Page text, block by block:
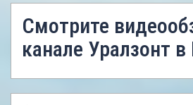
АНТИДОЖДЕВЫЕ
ТЕНТЫ
Смотрите
канале Уралзонт в